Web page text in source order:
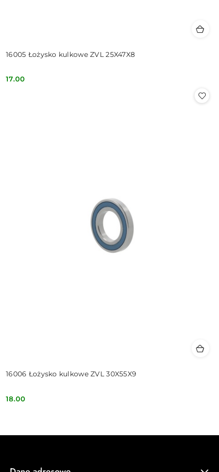
16005 Łożysko kulkowe ZVL 25X47X8
Cena:
17.00
16006 Łożysko kulkowe ZVL 30X55X9
Cena:
18.00